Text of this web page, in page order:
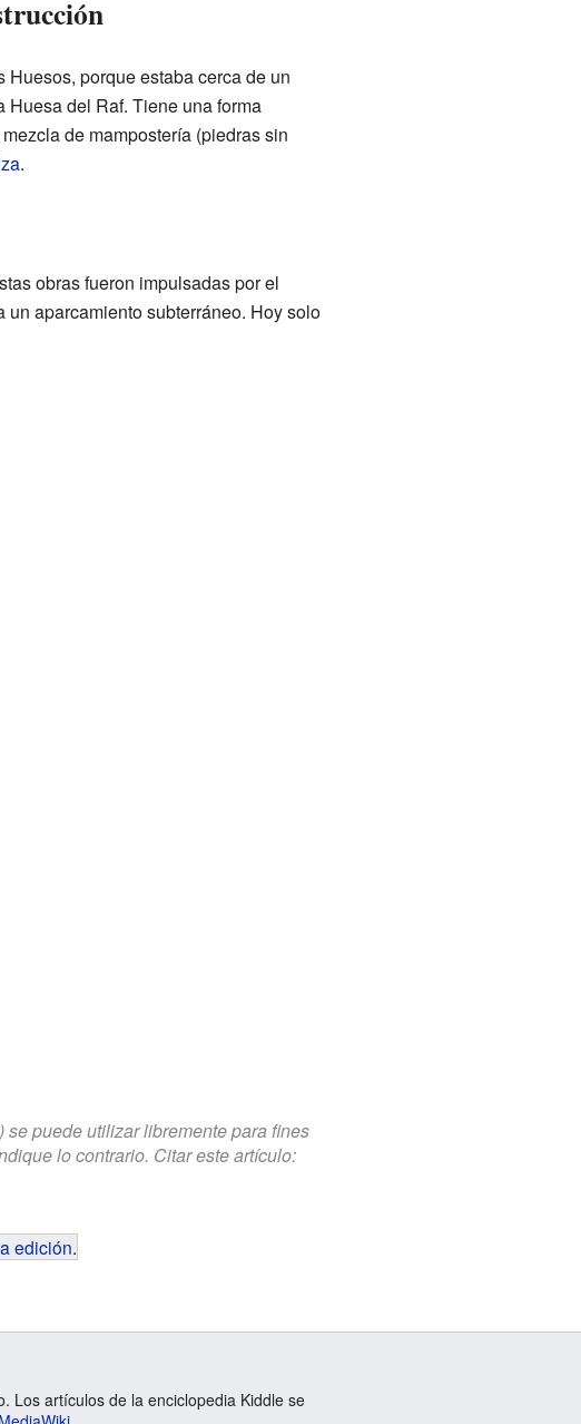
Huesos, porque estaba cerca de un
del Raf. Tiene una forma
de mampostería (piedras sin
.
obras fueron impulsadas por el
aparcamiento subterráneo. Hoy solo
puede utilizar libremente para fines
lo contrario. Citar este artículo:
edición.
Los artículos de la enciclopedia Kiddle se